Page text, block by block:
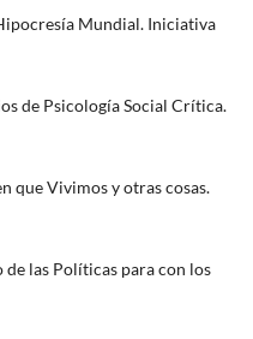
Hipocresía Mundial. Iniciativa
de Psicología Social Crítica.
que Vivimos y otras cosas.
de las Políticas para con los